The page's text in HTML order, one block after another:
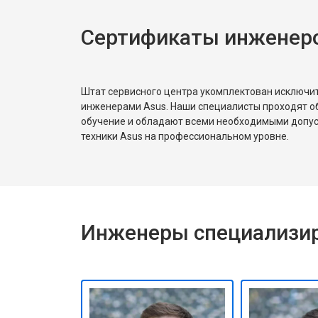
Замена Wi-Fi
Замена USB порта
Замена кулера
Замена микрофона
Сертификаты
Штат сервисного центра укомплектован
инженерами Asus. Наши специалисты проходят
обучение и обладают всеми необходимыми
техники Asus на профессиональном уровне.
Инженеры